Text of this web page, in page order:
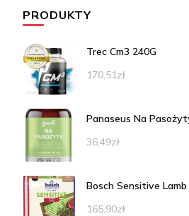
PRODUKTY
Trec Cm3 240G
170,51zł
Panaseus Na
36,49zł
Bosch Sensitive
165,90zł